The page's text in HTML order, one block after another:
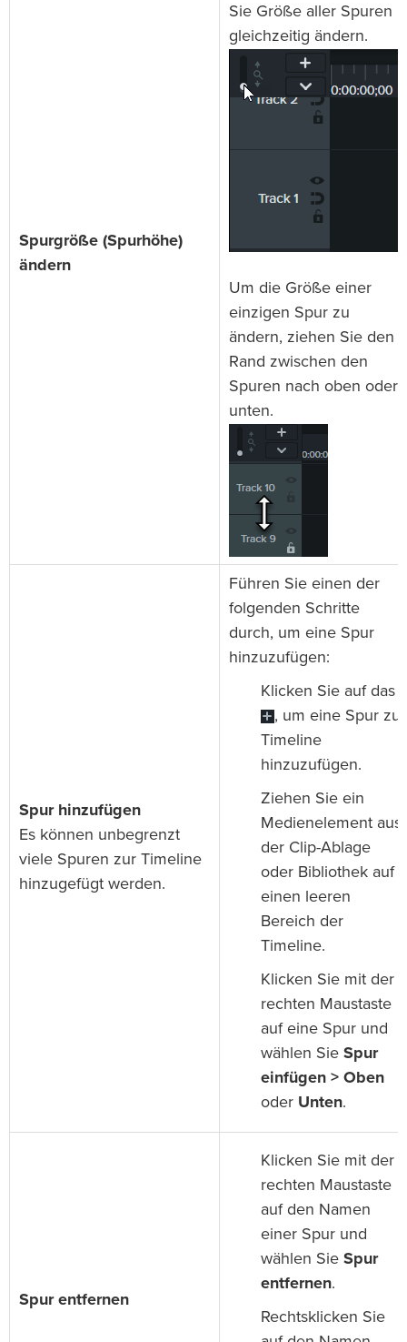
Spurgröße (Spurhöhe)
ändern
Sie Größe aller Spuren
gleichzeitig ändern.
Um die Größe einer
einzigen Spur zu
ändern, ziehen Sie den
Rand zwischen den
Spuren nach oben oder
unten.
Spur hinzufügen
Es können unbegrenzt
viele Spuren zur Timeline
hinzugefügt werden.
Führen Sie einen der
folgenden Schritte
durch, um eine Spur
hinzuzufügen:
Klicken Sie auf das
, um eine Spur zur
Timeline
hinzuzufügen.
Ziehen Sie ein
Medienelement aus
der Clip-Ablage
oder Bibliothek auf
einen leeren
Bereich der
Timeline.
Klicken Sie mit der
rechten Maustaste
auf eine Spur und
wählen Sie Spur
einfügen > Oben
oder Unten.
Spur entfernen
Klicken Sie mit der
rechten Maustaste
auf den Namen
einer Spur und
wählen Sie Spur
entfernen.
Rechtsklicken Sie